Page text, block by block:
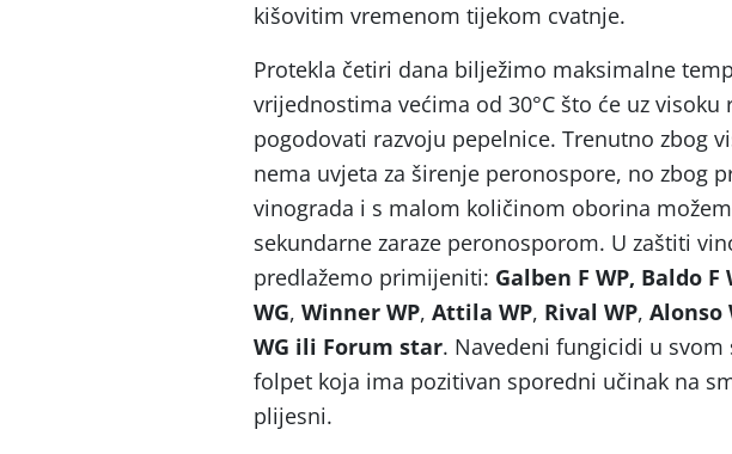
kišovitim vremenom tijekom cvatnje.
Protekla četiri dana bilježimo maksimalne
vrijednostima većima od 30°C što će uz visoku
pogodovati razvoju pepelnice. Trenutno zbog
nema uvjeta za širenje peronospore, no zbog
vinograda i s malom količinom oborina
sekundarne zaraze peronosporom. U zaštiti
predlažemo primijeniti: Galben F WP, Baldo F
WG, Winner WP, Attila WP, Rival WP, Alonso
WG ili Forum star. Navedeni fungicidi u svom
folpet koja ima pozitivan sporedni učinak na
plijesni.